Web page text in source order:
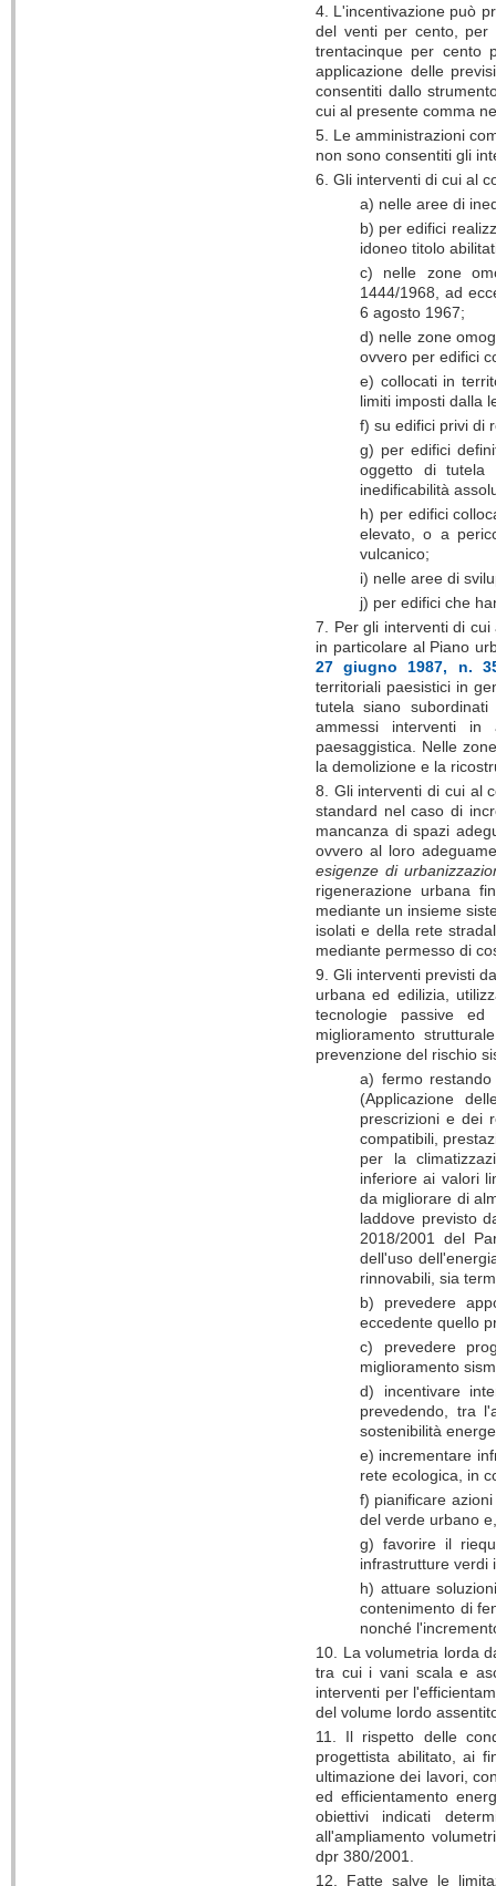
4. L'incentivazione può
del venti per cento, per
trentacinque per cento
applicazione delle
consentiti dallo
cui al presente comma
5. Le amministrazioni
non sono consentiti gli
6. Gli interventi di cui al
a) nelle aree di
b) per edifici
idoneo titolo
c) nelle zone
1444/1968, ad
6 agosto 1967;
d) nelle zone
ovvero per edifici
e) collocati in
limiti imposti dalla
f) su edifici privi di
g) per edifici
oggetto di tutela
inedificabilità
h) per edifici
elevato, o a
vulcanico;
i) nelle aree di
j) per edifici che
7. Per gli interventi di
in particolare al Piano
27 giugno 1987, n.
territoriali paesistici in
tutela siano
ammessi interventi in
paesaggistica. Nelle
la demolizione e la
8. Gli interventi di cui al
standard nel caso di
mancanza di spazi
ovvero al loro
esigenze di
rigenerazione urbana
mediante un insieme
isolati e della rete
mediante permesso di
9. Gli interventi previsti
urbana ed edilizia,
tecnologie passive
miglioramento
prevenzione del rischio
a) fermo
(Applicazione
prescrizioni e dei
compatibili,
per la
inferiore ai valori
da migliorare di
laddove previsto
2018/2001 del
dell'uso
rinnovabili, sia
b) prevedere
eccedente quello
c) prevedere
miglioramento
d) incentivare
prevedendo, tra
sostenibilità
e) incrementare
rete ecologica, in
f) pianificare
del verde urbano
g) favorire il
infrastrutture verdi
h) attuare
contenimento di
nonché
10. La volumetria lorda
tra cui i vani scala e
interventi per
del volume lordo
11. Il rispetto delle
progettista abilitato, ai
ultimazione dei lavori,
ed efficientamento
obiettivi indicati
all'ampliamento
dpr 380/2001.
12. Fatte salve le